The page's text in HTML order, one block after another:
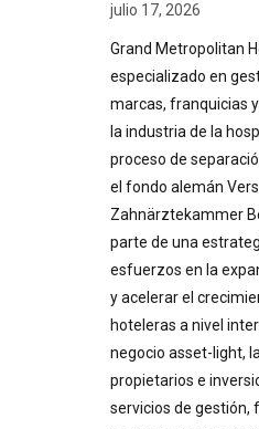
julio 17, 2026
Grand Metropolitan
especializado en
marcas, franquicias
la industria de la
proceso de
el fondo alemán
Zahnärztekammer
parte de una
esfuerzos en la
y acelerar el
hoteleras a nivel
negocio asset-light,
propietarios e
servicios de gestión,